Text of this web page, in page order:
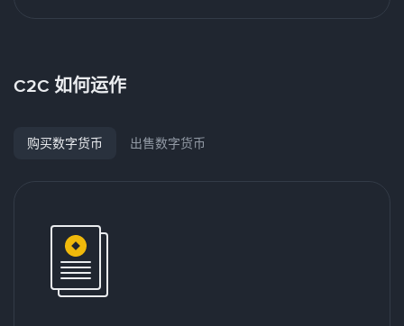
C2C 如何运作
购买数字货币 出售数字货币